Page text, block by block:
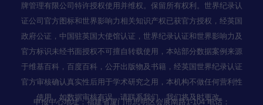
牌管理有限公司特许授权使用并维权。保留所有权利。世界纪录认
证公司官方图标和世界影响力相关知识产权已获官方授权，经英国
政府公证，中国驻英国大使馆认证，世界纪录认证和世界影响力及
官方标识未经书面授权不可擅自转载使用，本站部分数据案例来源
于维基百科，百度百科，公开出版物及书籍，经英国世界纪录认证
官方审核确认真实性后用于学术研究之用，本机构不做任何营利性
使用，如数据审核有误，请联系我们，我们将及时更改。
申报中心地址：福建省厦门市思明区会展南路1-104 电话：